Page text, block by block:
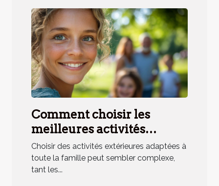
Comment choisir les
meilleures activités
extérieures pour toute la
famille ?
Choisir des activités extérieures adaptées à
toute la famille peut sembler complexe,
tant les...